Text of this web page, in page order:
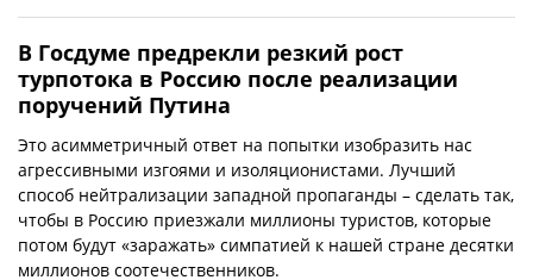
В Госдуме предрекли резкий рост
турпотока в Россию после реализации
поручений Путина
Это асимметричный ответ на попытки изобразить нас
агрессивными изгоями и изоляционистами. Лучший
способ нейтрализации западной пропаганды – сделать так,
чтобы в Россию приезжали миллионы туристов, которые
потом будут «заражать» симпатией к нашей стране десятки
миллионов соотечественников.